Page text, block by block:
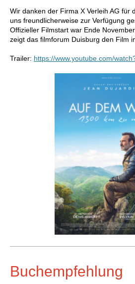
Wir danken der Firma X Verleih AG für
uns freundlicherweise zur Verfügung
Offizieller Filmstart war Ende
zeigt das filmforum Duisburg den Film
Trailer: https://www.youtube.com/
Buchempfehlung